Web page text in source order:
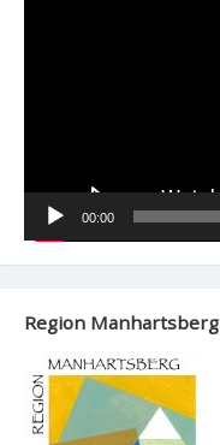
00:00
Region Manhartsberg